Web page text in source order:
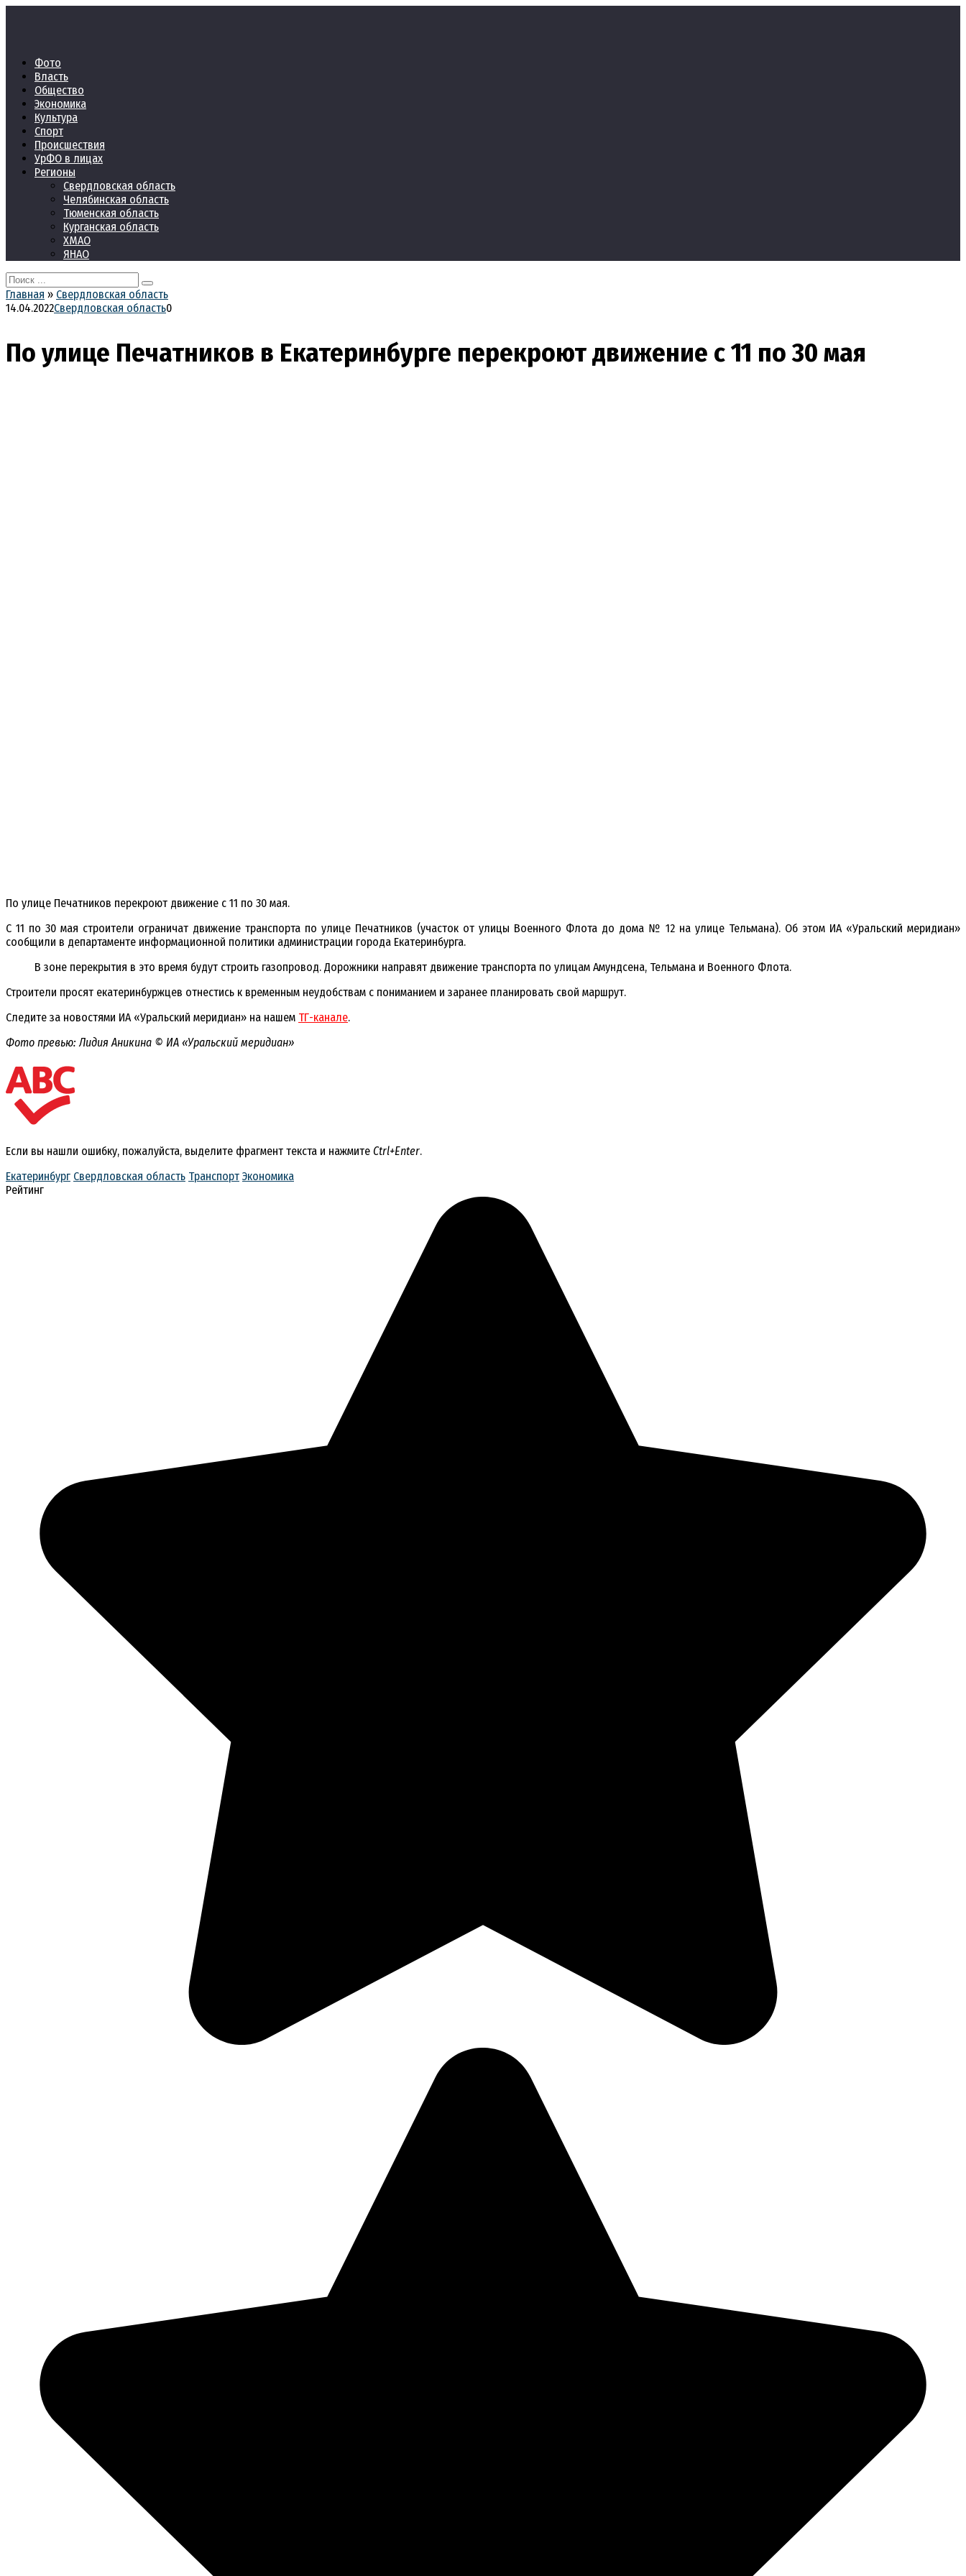
Фото
Власть
Общество
Экономика
Культура
Спорт
Происшествия
УрФО в лицах
Регионы
Свердловская область
Челябинская область
Тюменская область
Курганская область
ХМАО
ЯНАО
Search
for:
Главная » Свердловская область
14.04.2022Свердловская область0
По улице Печатников в Екатеринбурге перекроют движение с 11 по 30 мая
По улице Печатников перекроют движение с 11 по 30 мая.
С 11 по 30 мая строители ограничат движение транспорта по улице Печатников (участок от улицы Военного Флота до дома № 12 на улице Тельмана). Об этом ИА «Уральский меридиан»
сообщили в департаменте информационной политики администрации города Екатеринбурга.
В зоне перекрытия в это время будут строить газопровод. Дорожники направят движение транспорта по улицам Амундсена, Тельмана и Военного Флота.
Строители просят екатеринбуржцев отнестись к временным неудобствам с пониманием и заранее планировать свой маршрут.
Следите за новостями ИА «Уральский меридиан» на нашем ТГ-канале.
Фото превью: Лидия Аникина © ИА «Уральский меридиан»
Если вы нашли ошибку, пожалуйста, выделите фрагмент текста и нажмите Ctrl+Enter.
Екатеринбург Свердловская область Транспорт Экономика
Рейтинг